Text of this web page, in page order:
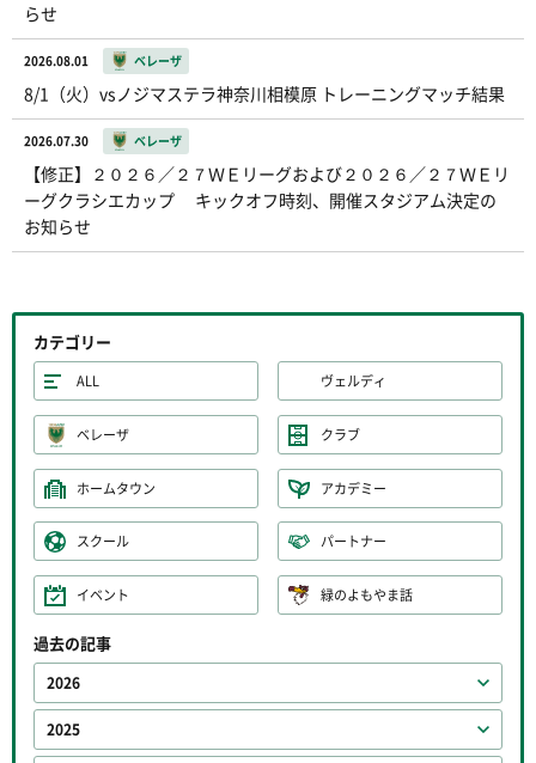
らせ
2026.08.01 ベレーザ
8/1（火）vsノジマステラ神奈川相模原 トレーニングマッチ結果
2026.07.30 ベレーザ
【修正】２０２６／２７ＷＥリーグおよび２０２６／２７ＷＥリ
ーグクラシエカップ キックオフ時刻、開催スタジアム決定の
お知らせ
カテゴリー
ALL ヴェルディ
ベレーザ クラブ
ホームタウン アカデミー
スクール パートナー
イベント 緑のよもやま話
過去の記事
2026
2025